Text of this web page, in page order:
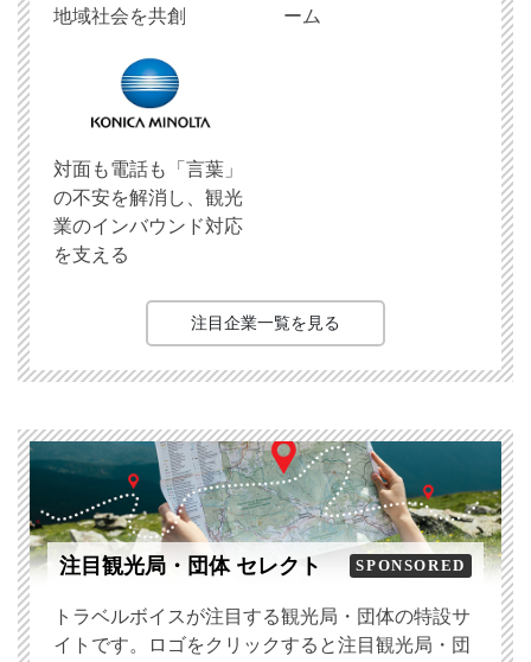
地域社会を共創
ーム
対面も電話も「言葉」
の不安を解消し、観光
業のインバウンド対応
を支える
注目企業一覧を見る
注目観光局・団体 セレクト SPONSORED
トラベルボイスが注目する観光局・団体の特設サ
イトです。ロゴをクリックすると注目観光局・団